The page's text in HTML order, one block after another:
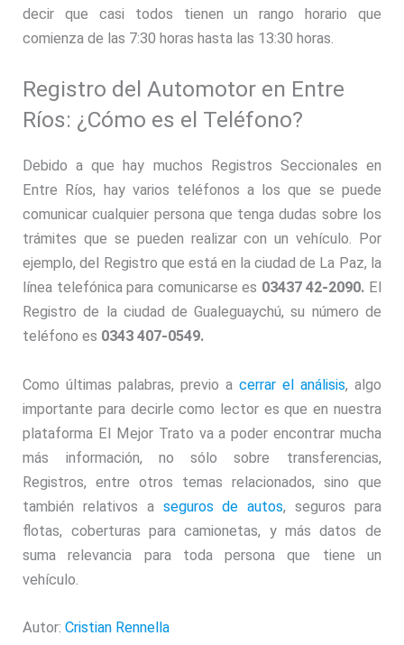
decir que casi todos tienen un rango horario que
comienza de las 7:30 horas hasta las 13:30 horas.
Registro del Automotor en Entre
Ríos: ¿Cómo es el Teléfono?
Debido a que hay muchos Registros Seccionales en
Entre Ríos, hay varios teléfonos a los que se puede
comunicar cualquier persona que tenga dudas sobre los
trámites que se pueden realizar con un vehículo. Por
ejemplo, del Registro que está en la ciudad de La Paz, la
línea telefónica para comunicarse es 03437 42-2090. El
Registro de la ciudad de Gualeguaychú, su número de
teléfono es 0343 407-0549.
Como últimas palabras, previo a cerrar el análisis, algo
importante para decirle como lector es que en nuestra
plataforma El Mejor Trato va a poder encontrar mucha
más información, no sólo sobre transferencias,
Registros, entre otros temas relacionados, sino que
también relativos a seguros de autos, seguros para
flotas, coberturas para camionetas, y más datos de
suma relevancia para toda persona que tiene un
vehículo.
Autor:Cristian Rennella